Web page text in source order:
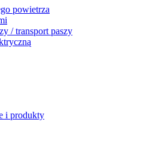
powietrza
/ transport paszy
i produkty